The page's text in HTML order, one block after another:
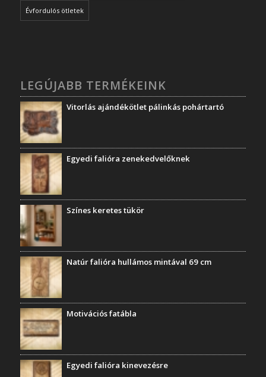
Évfordulós ötletek
LEGÚJABB TERMÉKEINK
Vitorlás ajándékötlet pálinkás pohártartó
Egyedi falióra zenekedvelőknek
Színes keretes tükör
Natúr falióra hullámos mintával 69 cm
Motivációs fatábla
Egyedi falióra kinevezésre